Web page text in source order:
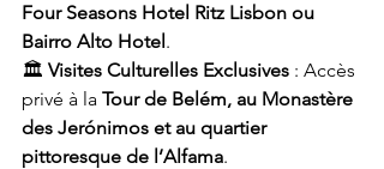
Four Seasons Hotel Ritz Lisbon ou
Bairro Alto Hotel.
🏛️ Visites Culturelles Exclusives : Accès
privé à la Tour de Belém, au Monastère
des Jerónimos et au quartier
pittoresque de l’Alfama.